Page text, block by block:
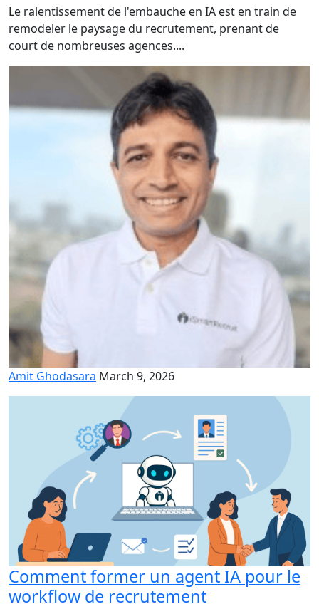
Le ralentissement de l'embauche en IA est en train de
remodeler le paysage du recrutement, prenant de
court de nombreuses agences....
Amit Ghodasara March 9, 2026
Comment former un agent IA pour le
workflow de recrutement